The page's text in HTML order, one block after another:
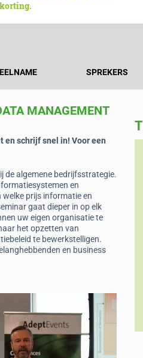
SPREKERS
MANAGEMENT
en schrijf snel in! Voor een
de algemene bedrijfsstrategie.
en
welke prijs informatie en
gaat dieper in op elk
uw eigen organisatie te
het opzetten van
te bewerkstelligen.
en business
Architect, CJIB
informatieve dagen vol
Van harte aanbevolen voor
uit zijn data wil halen.”